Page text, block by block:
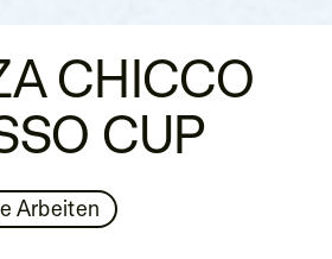
CHICCO
CUP
Arbeiten